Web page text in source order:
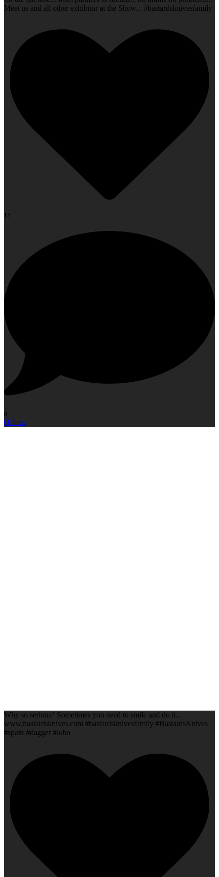
Meet us and all other exhibitor at the Show... #bastardsknivesfamily
15
0
Öffnen
Why so serious? Sometimes you need to smile and do it...
www.bastardsknives.com #bastardsknivesfamily #BastardsKnives
#spain #dagger #lobo